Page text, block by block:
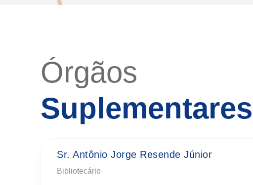
Órgãos
Suplementares
Sr. Antônio Jorge Resende Júnior
Bibliotecário